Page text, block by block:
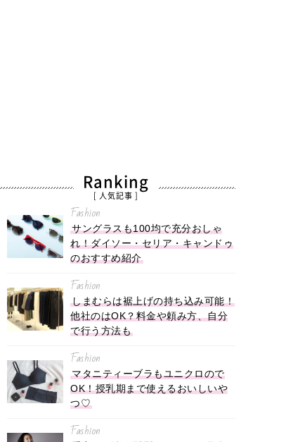
Ranking
[ 人気記事 ]
Fashion
サングラスも100均で充分おしゃ
れ！ダイソー・セリア・キャンドゥ
のおすすめ紹介
Fashion
しまむらは裾上げの持ち込み可能！
他社のはOK？料金や頼み方、自分
で行う方法も
Fashion
マタニティーブラもユニクロので
OK！授乳期まで使えるおいしいや
つ♡
Fashion